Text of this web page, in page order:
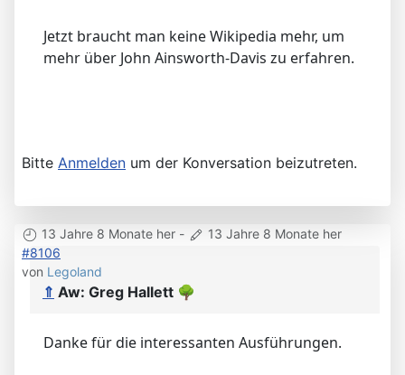
Jetzt braucht man keine Wikipedia mehr, um
mehr über John Ainsworth-Davis zu erfahren.
Bitte Anmelden um der Konversation beizutreten.
13 Jahre 8 Monate her -
13 Jahre 8 Monate her
#8106
von Legoland
⇑ Aw: Greg Hallett 🌳
Danke für die interessanten Ausführungen.